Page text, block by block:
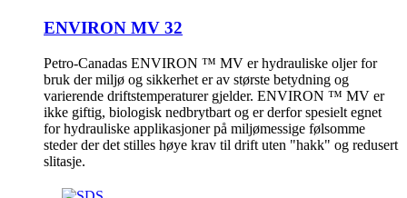
ENVIRON MV 32
Petro-Canadas ENVIRON ™ MV er hydrauliske oljer for
bruk der miljø og sikkerhet er av største betydning og
varierende driftstemperaturer gjelder. ENVIRON ™ MV er
ikke giftig, biologisk nedbrytbart og er derfor spesielt egnet
for hydrauliske applikasjoner på miljømessige følsomme
steder der det stilles høye krav til drift uten "hakk" og redusert
slitasje.